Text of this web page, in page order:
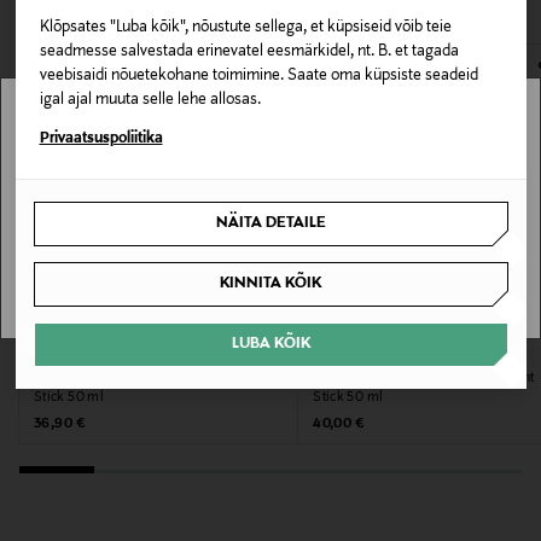
Klõpsates "Luba kõik", nõustute sellega, et küpsiseid võib teie
seadmesse salvestada erinevatel eesmärkidel, nt. B. et tagada
veebisaidi nõuetekohane toimimine. Saate oma küpsiste seadeid
igal ajal muuta selle lehe allosas.
Privaatsuspoliitika
NÄITA DETAILE
KINNITA KÕIK
LUBA KÕIK
Unisex deodorant
Suurus
75 g
Tootjamaa
AMEERIKA ÜHENDRIIGID
Tootja aadress
E-POE TAGASTUSED
Stick 50 ml
Original Price
36,90 €
Deodorant Bright Crystal Deodorant
Stick 50 ml
Original Price
40,00 €
Stockmann pole Sinu riigis saadaval.
SAAN ARU